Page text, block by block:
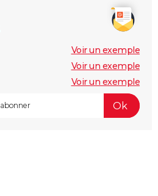
Voir un exemple
Voir un exemple
Voir un exemple